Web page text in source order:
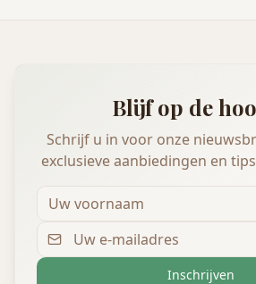
Blijf op de
Schrijf u in voor onze
exclusieve aanbiedingen en
Inschrijven